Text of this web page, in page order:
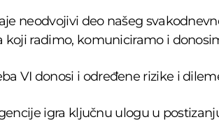
neodvojivi deo našeg
radimo, komuniciramo i
VI donosi i određene rizike i
igra ključnu ulogu u